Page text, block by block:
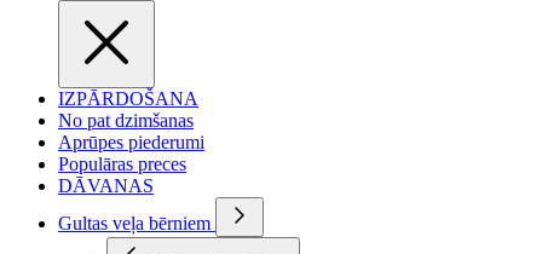
IZPĀRDOŠANA
No pat dzimšanas
Aprūpes piederumi
Populāras preces
DĀVANAS
Gultas veļa bērniem